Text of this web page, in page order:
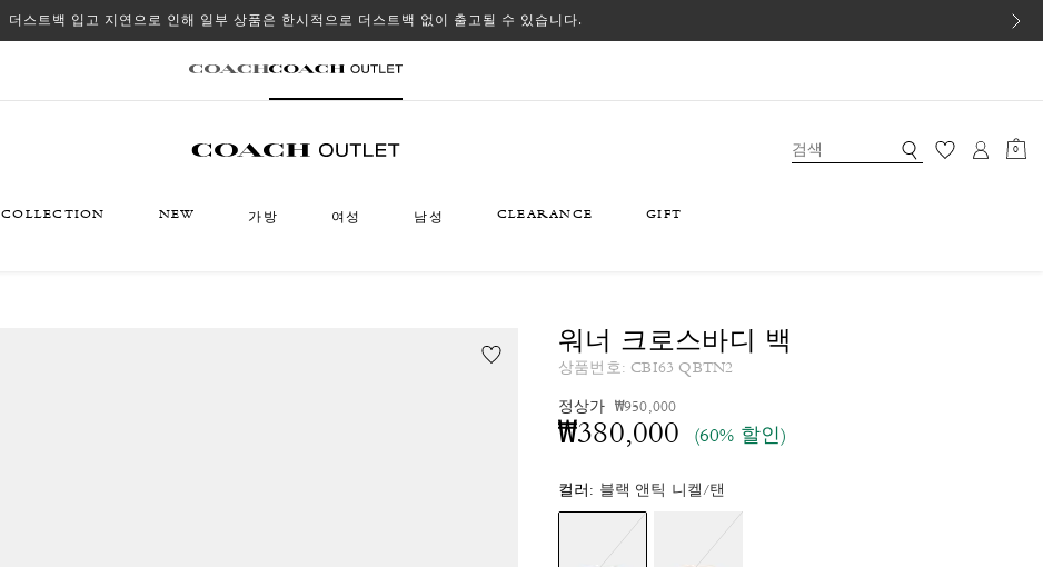
더스트백 입고 지연으로 인해 일부 상품은 한시적으로 더스트백 없이 출고될 수 있습니다.
0
COLLECTION NEW 가방 여성 남성 CLEARANCE GIFT
워너 크로스바디 백
상품번호: CBI63 QBTN2
정상가 가격 인하 전
₩950,000인하됨
₩380,000 (60% 할인)
컬러: 블랙 앤틱 니켈/탠